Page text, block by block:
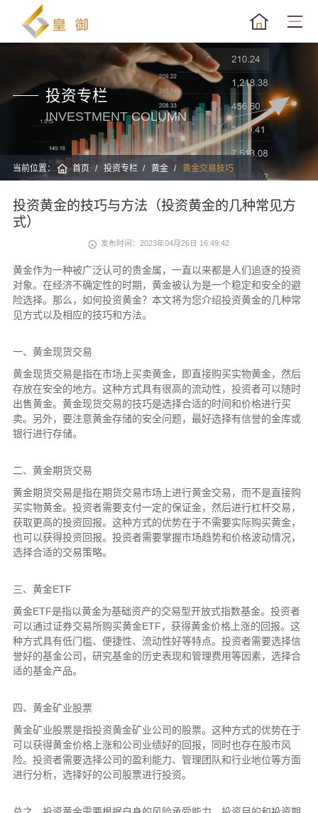
投资专栏
INVESTMENT COLUMN
当前位置： 首页 投资专栏 黄金 黄金交易技巧
投资黄金的技巧与方法（投资黄金的几种常见方
式）
发布时间：2023年04月26日 16:49:42
黄金作为一种被广泛认可的贵金属，一直以来都是人们追逐的投资
对象。在经济不确定性的时期，黄金被认为是一个稳定和安全的避
险选择。那么，如何投资黄金？本文将为您介绍投资黄金的几种常
见方式以及相应的技巧和方法。
一、黄金现货交易
黄金现货交易是指在市场上买卖黄金，即直接购买实物黄金，然后
存放在安全的地方。这种方式具有很高的流动性，投资者可以随时
出售黄金。黄金现货交易的技巧是选择合适的时间和价格进行买
卖。另外，要注意黄金存储的安全问题，最好选择有信誉的金库或
银行进行存储。
二、黄金期货交易
黄金期货交易是指在期货交易市场上进行黄金交易，而不是直接购
买实物黄金。投资者需要支付一定的保证金，然后进行杠杆交易，
获取更高的投资回报。这种方式的优势在于不需要实际购买黄金，
也可以获得投资回报。投资者需要掌握市场趋势和价格波动情况，
选择合适的交易策略。
三、黄金ETF
黄金ETF是指以黄金为基础资产的交易型开放式指数基金。投资者
可以通过证券交易所购买黄金ETF，获得黄金价格上涨的回报。这
种方式具有低门槛、便捷性、流动性好等特点。投资者需要选择信
誉好的基金公司，研究基金的历史表现和管理费用等因素，选择合
适的基金产品。
四、黄金矿业股票
黄金矿业股票是指投资黄金矿业公司的股票。这种方式的优势在于
可以获得黄金价格上涨和公司业绩好的回报，同时也存在股市风
险。投资者需要选择公司的盈利能力、管理团队和行业地位等方面
进行分析，选择好的公司股票进行投资。